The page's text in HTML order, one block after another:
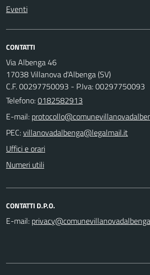
Eventi
CONTATTI
Via Albenga 46
17038 Villanova d'Albenga (SV)
C.F. 00297750093 - P.Iva: 00297750093
Telefono:0182582913
E-mail:
PEC:
Uffici e orari
Numeri utili
CONTATTI D.P.O.
E-mail: